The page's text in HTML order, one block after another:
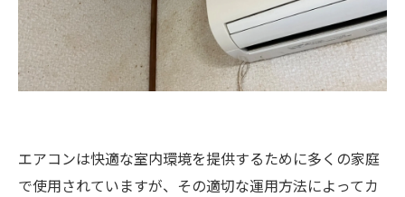
エアコンは快適な室内環境を提供するために多くの家庭
で使用されていますが、その適切な運用方法によってカ